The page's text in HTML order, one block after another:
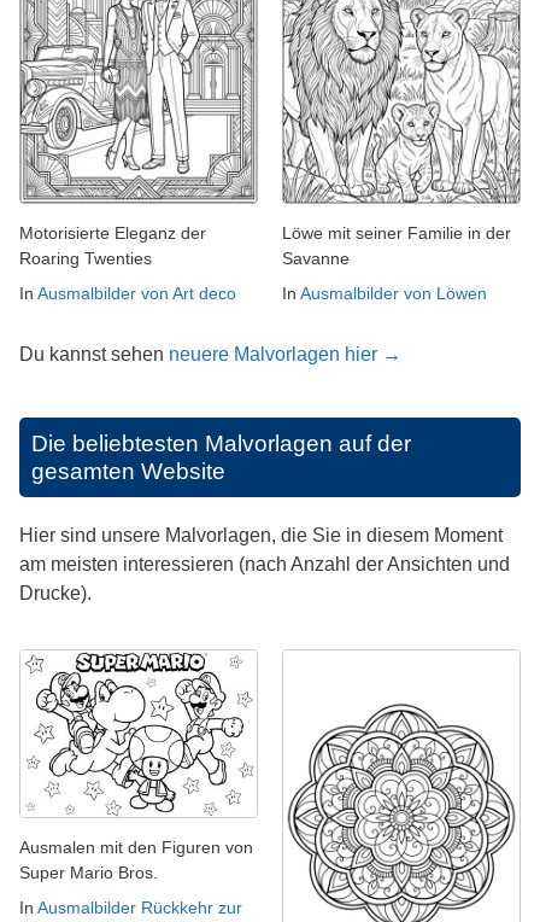
Motorisierte Eleganz der
Roaring Twenties
In Ausmalbilder von Art deco
Löwe mit seiner Familie in der
Savanne
In Ausmalbilder von Löwen
Du kannst sehen neuere Malvorlagen hier →
Die beliebtesten Malvorlagen auf der
gesamten Website
Hier sind unsere Malvorlagen, die Sie in diesem Moment
am meisten interessieren (nach Anzahl der Ansichten und
Drucke).
Ausmalen mit den Figuren von
Super Mario Bros.
In Ausmalbilder Rückkehr zur